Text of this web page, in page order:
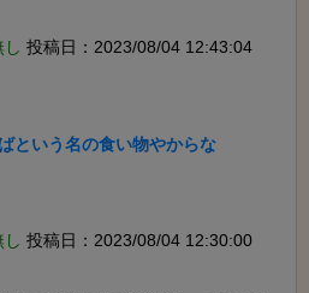
投稿日：2023/08/04 12:43:04
という名の食い物やからな
投稿日：2023/08/04 12:30:00